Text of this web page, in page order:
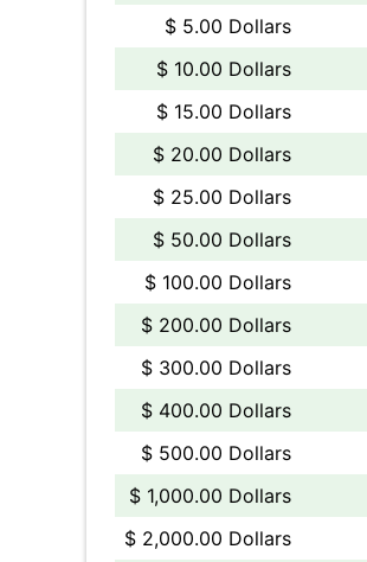
$ 5.00 Dollars
$ 10.00 Dollars
$ 15.00 Dollars
$ 20.00 Dollars
$ 25.00 Dollars
$ 50.00 Dollars
$ 100.00 Dollars
$ 200.00 Dollars
$ 300.00 Dollars
$ 400.00 Dollars
$ 500.00 Dollars
$ 1,000.00 Dollars
$ 2,000.00 Dollars